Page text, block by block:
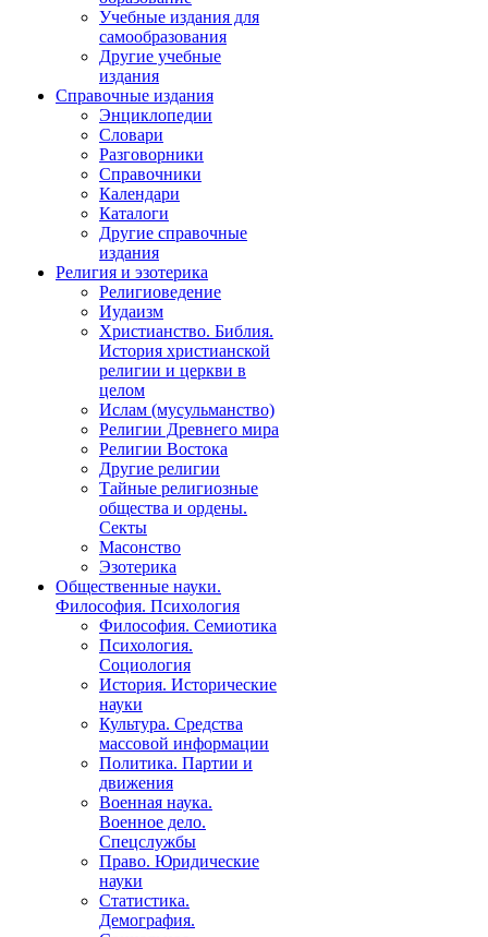
Учебные издания для
самообразования
Другие учебные
издания
Справочные издания
Энциклопедии
Словари
Разговорники
Справочники
Календари
Каталоги
Другие справочные
издания
Религия и эзотерика
Религиоведение
Иудаизм
Христианство. Библия.
История христианской
религии и церкви в
целом
Ислам (мусульманство)
Религии Древнего мира
Религии Востока
Другие религии
Тайные религиозные
общества и ордены.
Секты
Масонство
Эзотерика
Общественные науки.
Философия. Психология
Философия. Семиотика
Психология.
Социология
История. Исторические
науки
Культура. Средства
массовой информации
Политика. Партии и
движения
Военная наука.
Военное дело.
Спецслужбы
Право. Юридические
науки
Статистика.
Демография.